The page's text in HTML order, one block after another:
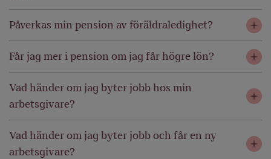
Påverkas min pension av föräldraledighet?
Får jag mer i pension om jag får högre lön?
Vad händer om jag byter jobb hos min
arbetsgivare?
Vad händer om jag byter jobb och får en ny
arbetsgivare?